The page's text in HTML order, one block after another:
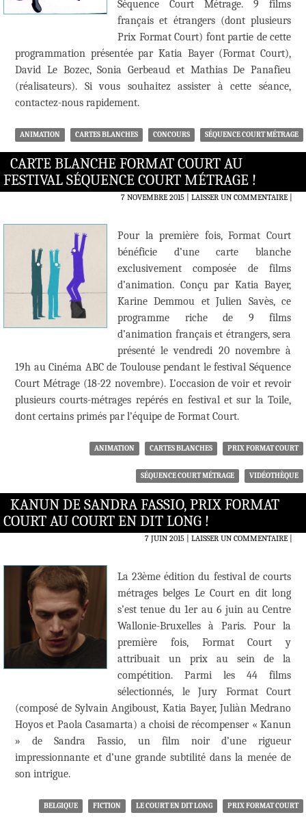
Séquence Court Métrage. 9 films
français et étrangers (dont plusieurs
Prix Format Court) font partie de cette
programmation présentée par Katia Bayer (Format Court),
David Le Bozec, Sonia Gerbeaud et Mathias De Panafieu
(réalisateurs). Si vous souhaitez assister à cette séance,
contactez-nous rapidement.
ANIMATION CARTES BLANCHES CONCOURS SÉQUENCE COURT MÉTRAGE
CARTE BLANCHE FORMAT COURT AU
FESTIVAL SÉQUENCE COURT MÉTRAGE !
7 NOVEMBRE 2015 LAISSER UN COMMENTAIRE|
Pour la première fois, Format Court
bénéficie d’une carte blanche
exclusivement composée de films
d’animation. Conçu par Katia Bayer,
Karine Demmou et Julien Savès, ce
programme riche de 9 films
d’animation français et étrangers, sera
présenté le vendredi 20 novembre à
19h au Cinéma ABC de Toulouse pendant le festival Séquence
Court Métrage (18-22 novembre). L’occasion de voir et revoir
plusieurs courts-métrages repérés en festival et sur la Toile,
dont certains primés par l’équipe de Format Court.
ANIMATION CARTES BLANCHES PRIX FORMAT COURT
SÉQUENCE COURT MÉTRAGE VIDÉOTHÈQUE
KANUN DE SANDRA FASSIO, PRIX FORMAT
COURT AU COURT EN DIT LONG !
7 JUIN 2015 LAISSER UN COMMENTAIRE|
La 23ème édition du festival de courts
métrages belges Le Court en dit long
s’est tenue du 1er au 6 juin au Centre
Wallonie-Bruxelles à Paris. Pour la
première fois, Format Court y
attribuait un prix au sein de la
compétition. Parmi les 44 films
sélectionnés, le Jury Format Court
(composé de Sylvain Angiboust, Katia Bayer, Juliàn Medrano
Hoyos et Paola Casamarta) a choisi de récompenser « Kanun
» de Sandra Fassio, un film noir d’une rigueur
impressionnante et d’une grande subtilité dans la menée de
son intrigue.
BELGIQUE FICTION LE COURT EN DIT LONG PRIX FORMAT COURT